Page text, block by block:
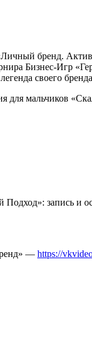
бренд.
Бизнес-Игр
своего
для мальчиков
запись и
— https://